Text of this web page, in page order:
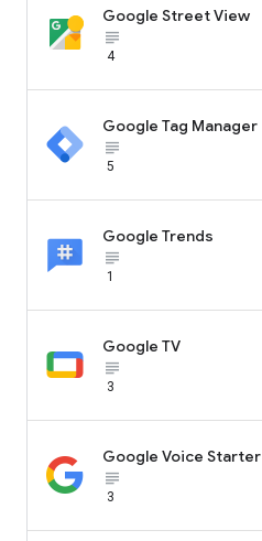
Google Street View
subject_black
4
Google Tag Manager
subject_black
5
Google Trends
subject_black
1
Google TV
subject_black
3
Google Voice Starter
subject_black
3